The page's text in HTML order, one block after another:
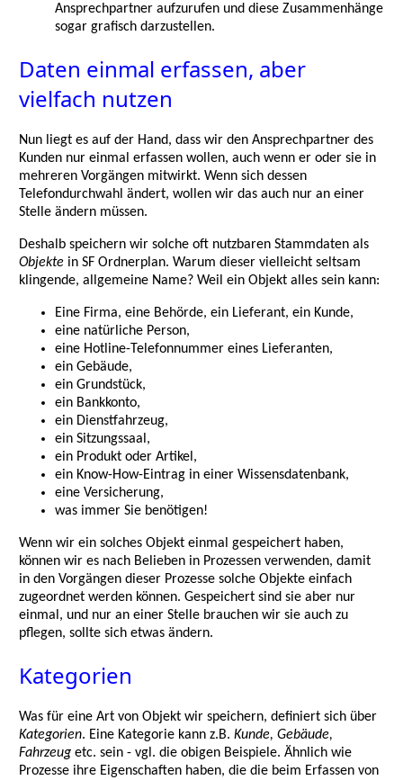
Ansprechpartner aufzurufen und diese Zusammenhänge
sogar grafisch darzustellen.
Daten einmal erfassen, aber
vielfach nutzen
Nun liegt es auf der Hand, dass wir den Ansprechpartner des
Kunden nur einmal erfassen wollen, auch wenn er oder sie in
mehreren Vorgängen mitwirkt. Wenn sich dessen
Telefondurchwahl ändert, wollen wir das auch nur an einer
Stelle ändern müssen.
Deshalb speichern wir solche oft nutzbaren Stammdaten als
Objektein SF Ordnerplan. Warum dieser vielleicht seltsam
klingende, allgemeine Name? Weil ein Objekt alles sein kann:
Eine Firma, eine Behörde, ein Lieferant, ein Kunde,
eine natürliche Person,
eine Hotline-Telefonnummer eines Lieferanten,
ein Gebäude,
ein Grundstück,
ein Bankkonto,
ein Dienstfahrzeug,
ein Sitzungssaal,
ein Produkt oder Artikel,
ein Know-How-Eintrag in einer Wissensdatenbank,
eine Versicherung,
was immer Sie benötigen!
Wenn wir ein solches Objekt einmal gespeichert haben,
können wir es nach Belieben in Prozessen verwenden, damit
in den Vorgängen dieser Prozesse solche Objekte einfach
zugeordnet werden können. Gespeichert sind sie aber nur
einmal, und nur an einer Stelle brauchen wir sie auch zu
pflegen, sollte sich etwas ändern.
Kategorien
Was für eine Art von Objekt wir speichern, definiert sich über
Kategorien. Eine Kategorie kann z.B. Kunde, Gebäude,
Fahrzeugetc. sein - vgl. die obigen Beispiele. Ähnlich wie
Prozesse ihre Eigenschaften haben, die die beim Erfassen von